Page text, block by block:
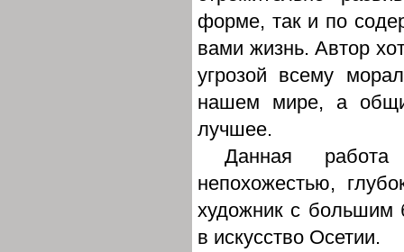
форме, так и по
вами жизнь. Автор
угрозой всему
нашем мире, а
лучшее.
Данная работа
непохожестью,
художник с большим
в искусство Осетии.